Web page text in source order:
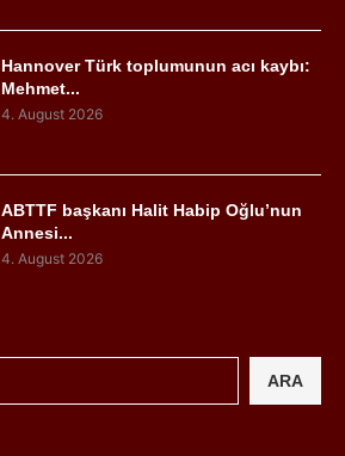
Hannover Türk toplumunun acı kaybı:
Mehmet...
4. August 2026
ABTTF başkanı Halit Habip Oğlu’nun
Annesi...
4. August 2026
ARA